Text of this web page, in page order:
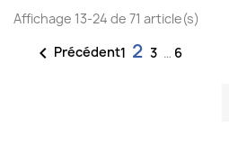
Affichage 13-24 de 71 article(s)
 Précédent1 2 3 … 6